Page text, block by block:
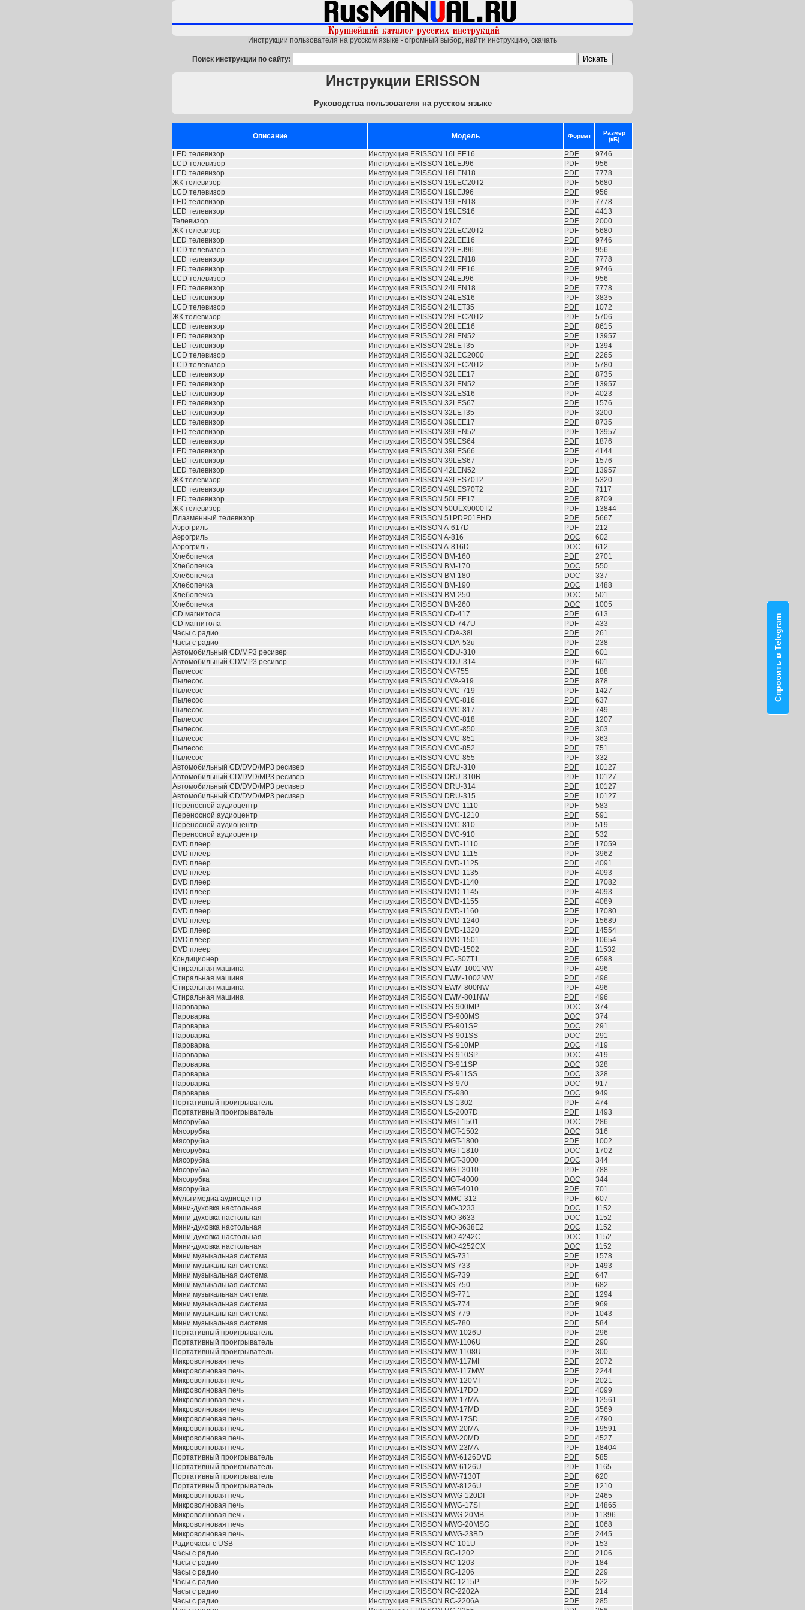
Инструкции пользователя на русском языке - огромный выбор, найти инструкцию, скачать
Поиск инструкции по сайту:
Инструкции ERISSON
Руководства пользователя на русском языке
Описание Модель Формат
Размер
(кБ)
LED телевизор Инструкция ERISSON 16LEE16 PDF
9746
LCD телевизор
Инструкция ERISSON 16LEJ96 PDF
956
LED телевизор
Инструкция ERISSON 16LEN18 PDF
7778
ЖК телевизор
Инструкция ERISSON 19LEC20T2 PDF
5680
LCD телевизор
Инструкция ERISSON 19LEJ96 PDF
956
LED телевизор
Инструкция ERISSON 19LEN18 PDF
7778
LED телевизор
Инструкция ERISSON 19LES16 PDF
4413
Телевизор
Инструкция ERISSON 2107 PDF
2000
ЖК телевизор
Инструкция ERISSON 22LEC20T2 PDF
5680
LED телевизор
Инструкция ERISSON 22LEE16 PDF
9746
LCD телевизор
Инструкция ERISSON 22LEJ96 PDF
956
LED телевизор
Инструкция ERISSON 22LEN18 PDF
7778
LED телевизор
Инструкция ERISSON 24LEE16 PDF
9746
LCD телевизор
Инструкция ERISSON 24LEJ96 PDF
956
LED телевизор
Инструкция ERISSON 24LEN18 PDF
7778
LED телевизор
Инструкция ERISSON 24LES16 PDF
3835
LCD телевизор
Инструкция ERISSON 24LET35 PDF
1072
ЖК телевизор
Инструкция ERISSON 28LEC20T2 PDF
5706
LED телевизор
Инструкция ERISSON 28LEE16 PDF
8615
LED телевизор
Инструкция ERISSON 28LEN52 PDF
13957
LED телевизор
Инструкция ERISSON 28LET35 PDF
1394
LCD телевизор
Инструкция ERISSON 32LEC2000 PDF
2265
LCD телевизор
Инструкция ERISSON 32LEC20T2 PDF
5780
LED телевизор
Инструкция ERISSON 32LEE17 PDF
8735
LED телевизор
Инструкция ERISSON 32LEN52 PDF
13957
LED телевизор
Инструкция ERISSON 32LES16 PDF
4023
LED телевизор
Инструкция ERISSON 32LES67 PDF
1576
LED телевизор
Инструкция ERISSON 32LET35 PDF
3200
LED телевизор
Инструкция ERISSON 39LEE17 PDF
8735
LED телевизор
Инструкция ERISSON 39LEN52 PDF
13957
LED телевизор
Инструкция ERISSON 39LES64 PDF
1876
LED телевизор
Инструкция ERISSON 39LES66 PDF
4144
LED телевизор
Инструкция ERISSON 39LES67 PDF
1576
LED телевизор
Инструкция ERISSON 42LEN52 PDF
13957
ЖК телевизор
Инструкция ERISSON 43LES70T2 PDF
5320
LED телевизор
Инструкция ERISSON 49LES70T2 PDF
7117
LED телевизор
Инструкция ERISSON 50LEE17 PDF
8709
ЖК телевизор
Инструкция ERISSON 50ULX9000T2 PDF
13844
Плазменный телевизор
Инструкция ERISSON 51PDP01FHD PDF
5667
Аэрогриль
Инструкция ERISSON A-617D PDF
212
Аэрогриль
Инструкция ERISSON A-816 DOC
602
Аэрогриль
Инструкция ERISSON A-816D DOC
612
Хлебопечка
Инструкция ERISSON BM-160 PDF
2701
Хлебопечка
Инструкция ERISSON BM-170 DOC
550
Хлебопечка
Инструкция ERISSON BM-180 DOC
337
Хлебопечка
Инструкция ERISSON BM-190 DOC
1488
Хлебопечка
Инструкция ERISSON BM-250 DOC
501
Хлебопечка
Инструкция ERISSON BM-260 DOC
1005
CD магнитола
Инструкция ERISSON CD-417 PDF
613
CD магнитола
Инструкция ERISSON CD-747U PDF
433
Часы с радио
Инструкция ERISSON CDA-38i PDF
261
Часы с радио
Инструкция ERISSON CDA-53u PDF
238
Автомобильный CD/MP3 ресивер
Инструкция ERISSON CDU-310 PDF
601
Автомобильный CD/MP3 ресивер
Инструкция ERISSON CDU-314 PDF
601
Пылесос
Инструкция ERISSON CV-755 PDF
188
Пылесос
Инструкция ERISSON CVA-919 PDF
878
Пылесос
Инструкция ERISSON CVC-719 PDF
1427
Пылесос
Инструкция ERISSON CVC-816 PDF
637
Пылесос
Инструкция ERISSON CVC-817 PDF
749
Пылесос
Инструкция ERISSON CVC-818 PDF
1207
Пылесос
Инструкция ERISSON CVC-850 PDF
303
Пылесос
Инструкция ERISSON CVC-851 PDF
363
Пылесос
Инструкция ERISSON CVC-852 PDF
751
Пылесос
Инструкция ERISSON CVC-855 PDF
332
Автомобильный CD/DVD/MP3 ресивер
Инструкция ERISSON DRU-310 PDF
10127
Автомобильный CD/DVD/MP3 ресивер
Инструкция ERISSON DRU-310R PDF
10127
Автомобильный CD/DVD/MP3 ресивер
Инструкция ERISSON DRU-314 PDF
10127
Автомобильный CD/DVD/MP3 ресивер
Инструкция ERISSON DRU-315 PDF
10127
Переносной аудиоцентр
Инструкция ERISSON DVC-1110 PDF
583
Переносной аудиоцентр
Инструкция ERISSON DVC-1210 PDF
591
Переносной аудиоцентр
Инструкция ERISSON DVC-810 PDF
519
Переносной аудиоцентр
Инструкция ERISSON DVC-910 PDF
532
DVD плеер
Инструкция ERISSON DVD-1110 PDF
17059
DVD плеер
Инструкция ERISSON DVD-1115 PDF
3962
DVD плеер
Инструкция ERISSON DVD-1125 PDF
4091
DVD плеер
Инструкция ERISSON DVD-1135 PDF
4093
DVD плеер
Инструкция ERISSON DVD-1140 PDF
17082
DVD плеер
Инструкция ERISSON DVD-1145 PDF
4093
DVD плеер
Инструкция ERISSON DVD-1155 PDF
4089
DVD плеер
Инструкция ERISSON DVD-1160 PDF
17080
DVD плеер
Инструкция ERISSON DVD-1240 PDF
15689
DVD плеер
Инструкция ERISSON DVD-1320 PDF
14554
DVD плеер
Инструкция ERISSON DVD-1501 PDF
10654
DVD плеер
Инструкция ERISSON DVD-1502 PDF
11532
Кондиционер
Инструкция ERISSON EC-S07T1 PDF
6598
Стиральная машина
Инструкция ERISSON EWM-1001NW PDF
496
Стиральная машина
Инструкция ERISSON EWM-1002NW PDF
496
Стиральная машина
Инструкция ERISSON EWM-800NW PDF
496
Стиральная машина
Инструкция ERISSON EWM-801NW PDF
496
Пароварка
Инструкция ERISSON FS-900MP DOC
374
Пароварка
Инструкция ERISSON FS-900MS DOC
374
Пароварка
Инструкция ERISSON FS-901SP DOC
291
Пароварка
Инструкция ERISSON FS-901SS DOC
291
Пароварка
Инструкция ERISSON FS-910MP DOC
419
Пароварка
Инструкция ERISSON FS-910SP DOC
419
Пароварка
Инструкция ERISSON FS-911SP DOC
328
Пароварка
Инструкция ERISSON FS-911SS DOC
328
Пароварка
Инструкция ERISSON FS-970 DOC
917
Пароварка
Инструкция ERISSON FS-980 DOC
949
Портативный проигрыватель
Инструкция ERISSON LS-1302 PDF
474
Портативный проигрыватель
Инструкция ERISSON LS-2007D PDF
1493
Мясорубка
Инструкция ERISSON MGT-1501 DOC
286
Мясорубка
Инструкция ERISSON MGT-1502 DOC
316
Мясорубка
Инструкция ERISSON MGT-1800 PDF
1002
Мясорубка
Инструкция ERISSON MGT-1810 DOC
1702
Мясорубка
Инструкция ERISSON MGT-3000 DOC
344
Мясорубка
Инструкция ERISSON MGT-3010 PDF
788
Мясорубка
Инструкция ERISSON MGT-4000 DOC
344
Мясорубка
Инструкция ERISSON MGT-4010 PDF
701
Мультимедиа аудиоцентр
Инструкция ERISSON MMC-312 PDF
607
Мини-духовка настольная
Инструкция ERISSON MO-3233 DOC
1152
Мини-духовка настольная
Инструкция ERISSON MO-3633 DOC
1152
Мини-духовка настольная
Инструкция ERISSON MO-3638E2 DOC
1152
Мини-духовка настольная
Инструкция ERISSON MO-4242C DOC
1152
Мини-духовка настольная
Инструкция ERISSON MO-4252CX DOC
1152
Мини музыкальная система
Инструкция ERISSON MS-731 PDF
1578
Мини музыкальная система
Инструкция ERISSON MS-733 PDF
1493
Мини музыкальная система
Инструкция ERISSON MS-739 PDF
647
Мини музыкальная система
Инструкция ERISSON MS-750 PDF
682
Мини музыкальная система
Инструкция ERISSON MS-771 PDF
1294
Мини музыкальная система
Инструкция ERISSON MS-774 PDF
969
Мини музыкальная система
Инструкция ERISSON MS-779 PDF
1043
Мини музыкальная система
Инструкция ERISSON MS-780 PDF
584
Портативный проигрыватель
Инструкция ERISSON MW-1026U PDF
296
Портативный проигрыватель
Инструкция ERISSON MW-1106U PDF
290
Портативный проигрыватель
Инструкция ERISSON MW-1108U PDF
300
Микроволновая печь
Инструкция ERISSON MW-117MI PDF
2072
Микроволновая печь
Инструкция ERISSON MW-117MW PDF
2244
Микроволновая печь
Инструкция ERISSON MW-120MI PDF
2021
Микроволновая печь
Инструкция ERISSON MW-17DD PDF
4099
Микроволновая печь
Инструкция ERISSON MW-17MA PDF
12561
Микроволновая печь
Инструкция ERISSON MW-17MD PDF
3569
Микроволновая печь
Инструкция ERISSON MW-17SD PDF
4790
Микроволновая печь
Инструкция ERISSON MW-20MA PDF
19591
Микроволновая печь
Инструкция ERISSON MW-20MD PDF
4527
Микроволновая печь
Инструкция ERISSON MW-23MA PDF
18404
Портативный проигрыватель
Инструкция ERISSON MW-6126DVD PDF
585
Портативный проигрыватель
Инструкция ERISSON MW-6126U PDF
1165
Портативный проигрыватель
Инструкция ERISSON MW-7130T PDF
620
Портативный проигрыватель
Инструкция ERISSON MW-8126U PDF
1210
Микроволновая печь
Инструкция ERISSON MWG-120DI PDF
2465
Микроволновая печь
Инструкция ERISSON MWG-17SI PDF
14865
Микроволновая печь
Инструкция ERISSON MWG-20MB PDF
11396
Микроволновая печь
Инструкция ERISSON MWG-20MSG PDF
1068
Микроволновая печь
Инструкция ERISSON MWG-23BD PDF
2445
Радиочасы с USB
Инструкция ERISSON RC-101U PDF
153
Часы с радио
Инструкция ERISSON RC-1202 PDF
2106
Часы с радио
Инструкция ERISSON RC-1203 PDF
184
Часы с радио
Инструкция ERISSON RC-1206 PDF
229
Часы с радио
Инструкция ERISSON RC-1215P PDF
522
Часы с радио
Инструкция ERISSON RC-2202A PDF
214
Часы с радио
Инструкция ERISSON RC-2206A PDF
285
Спросить в Telegram